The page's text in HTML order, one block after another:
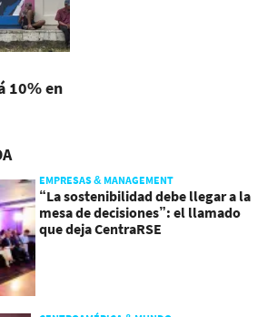
10% en
EMPRESAS & MANAGEMENT
“La sostenibilidad debe llegar a la
mesa de decisiones”: el llamado
que deja CentraRSE